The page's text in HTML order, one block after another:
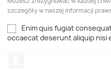
szczegóły w naszej informacji
Enim quis fugiat
occaecat deserunt aliquip nisi